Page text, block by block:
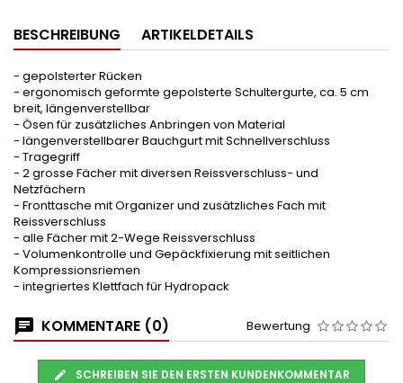
BESCHREIBUNG ARTIKELDETAILS
- gepolsterter Rücken
- ergonomisch geformte gepolsterte Schultergurte, ca. 5 cm
breit, längenverstellbar
- Ösen für zusätzliches Anbringen von Material
- längenverstellbarer Bauchgurt mit Schnellverschluss
- Tragegriff
- 2 grosse Fächer mit diversen Reissverschluss- und
Netzfächern
- Fronttasche mit Organizer und zusätzliches Fach mit
Reissverschluss
- alle Fächer mit 2-Wege Reissverschluss
- Volumenkontrolle und Gepäckfixierung mit seitlichen
Kompressionsriemen
- integriertes Klettfach für Hydropack
KOMMENTARE (0) Bewertung
SCHREIBEN SIE DEN ERSTEN KUNDENKOMMENTAR